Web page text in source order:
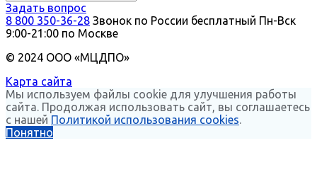
Задать вопрос
8 800 350-36-28 Звонок по России бесплатный Пн-Вск
9:00-21:00 по Москве
© 2024 ООО «МЦДПО»
Карта сайта
Мы используем файлы cookie для улучшения работы
сайта. Продолжая использовать сайт, вы соглашаетесь
с нашей Политикой использования cookies.
Понятно